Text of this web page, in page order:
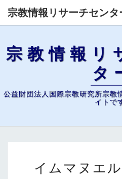
宗教情報リサーチセンタ
宗教情報リ
タ
公益財団法人国際宗教研究所宗教
イトで
ム
イムマヌエ